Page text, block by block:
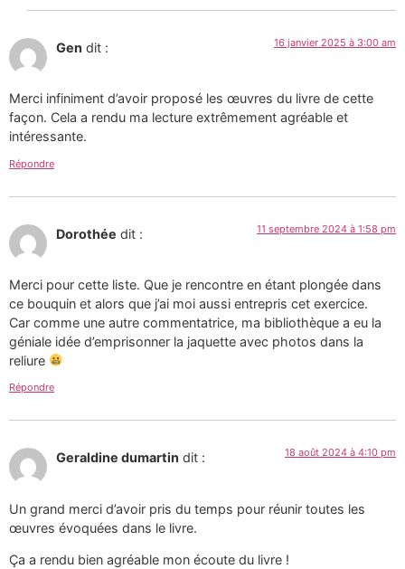
Gen dit : 16 janvier 2025 à 3:00 am
Merci infiniment d’avoir proposé les œuvres du livre de cette
façon. Cela a rendu ma lecture extrêmement agréable et
intéressante.
Répondre
Dorothée dit : 11 septembre 2024 à 1:58 pm
Merci pour cette liste. Que je rencontre en étant plongée dans
ce bouquin et alors que j’ai moi aussi entrepris cet exercice.
Car comme une autre commentatrice, ma bibliothèque a eu la
géniale idée d’emprisonner la jaquette avec photos dans la
reliure
Répondre
Geraldine dumartin dit : 18 août 2024 à 4:10 pm
Un grand merci d’avoir pris du temps pour réunir toutes les
œuvres évoquées dans le livre.
Ça a rendu bien agréable mon écoute du livre !